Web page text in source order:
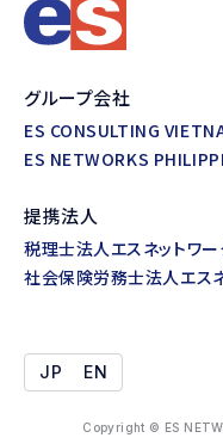
グループ会社
ES CONSULTING
ES NETWORKS
提携法人
税理士法人エスネットワー
社会保険労務士法人エス
JP EN
Copyright © ES